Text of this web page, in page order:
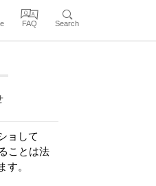
FAQ Search
ョして
ことは法
す。